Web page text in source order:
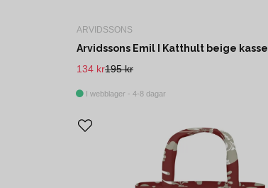
ARVIDSSONS
Arvidssons Emil I Katthult beige kasse
195 kr
134 kr
I webblager - 4-8 dagar